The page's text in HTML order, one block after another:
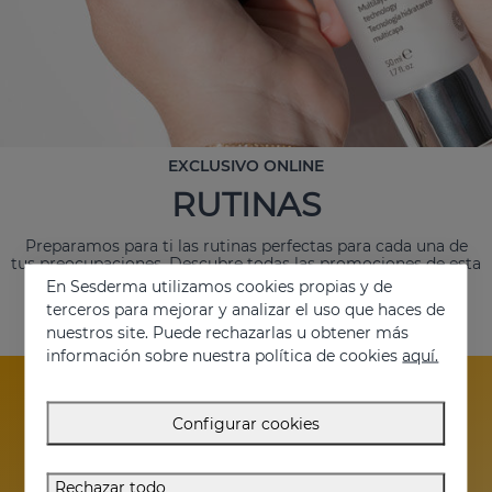
EXCLUSIVO ONLINE
RUTINAS
Preparamos para ti las rutinas perfectas para cada una de
tus preocupaciones. Descubre todas las promociones de esta
temporada.
Ver todas
En Sesderma utilizamos cookies propias y de
terceros para mejorar y analizar el uso que haces de
nuestros site. Puede rechazarlas u obtener más
información sobre nuestra política de cookiesaquí.
Configurar cookies
Rechazar todo